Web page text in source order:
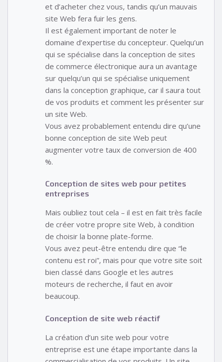
et d’acheter chez vous, tandis qu’un mauvais
site Web fera fuir les gens.
Il est également important de noter le
domaine d’expertise du concepteur. Quelqu’un
qui se spécialise dans la conception de sites
de commerce électronique aura un avantage
sur quelqu’un qui se spécialise uniquement
dans la conception graphique, car il saura tout
de vos produits et comment les présenter sur
un site Web.
Vous avez probablement entendu dire qu’une
bonne conception de site Web peut
augmenter votre taux de conversion de 400
%.
Conception de sites web pour petites
entreprises
Mais oubliez tout cela – il est en fait très facile
de créer votre propre site Web, à condition
de choisir la bonne plate-forme.
Vous avez peut-être entendu dire que “le
contenu est roi”, mais pour que votre site soit
bien classé dans Google et les autres
moteurs de recherche, il faut en avoir
beaucoup.
Conception de site web réactif
La création d’un site web pour votre
entreprise est une étape importante dans la